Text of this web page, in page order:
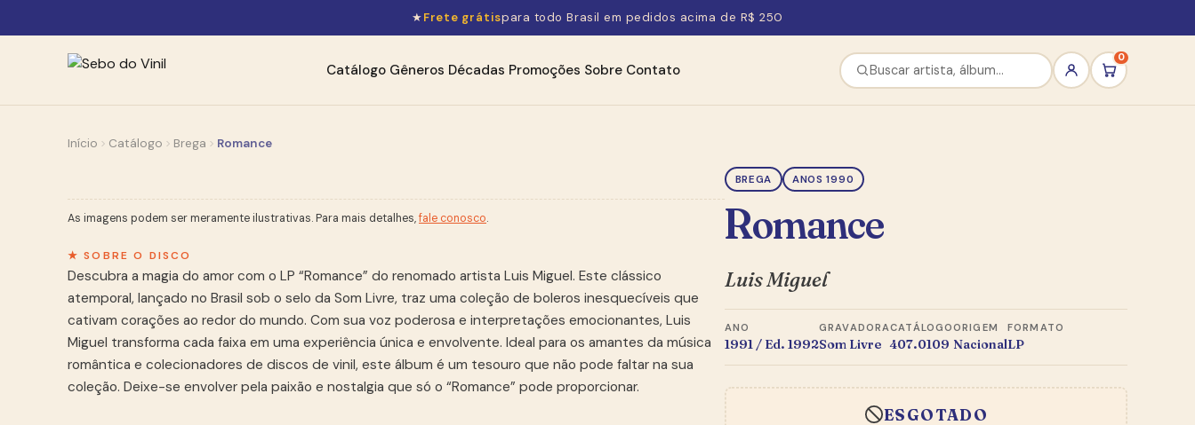
★Frete grátispara todo Brasil em pedidos acima de R$ 250
Catálogo Gêneros Décadas Promoções Sobre Contato
0
Início Catálogo Brega Romance
As imagens podem ser meramente ilustrativas. Para mais detalhes,fale conosco.
★ SOBRE O DISCO
Descubra a magia do amor com o LP “Romance” do renomado artista Luis Miguel. Este clássico
atemporal, lançado no Brasil sob o selo da Som Livre, traz uma coleção de boleros inesquecíveis que
cativam corações ao redor do mundo. Com sua voz poderosa e interpretações emocionantes, Luis
Miguel transforma cada faixa em uma experiência única e envolvente. Ideal para os amantes da música
romântica e colecionadores de discos de vinil, este álbum é um tesouro que não pode faltar na sua
coleção. Deixe-se envolver pela paixão e nostalgia que só o “Romance” pode proporcionar.
BREGA ANOS 1990
Romance
Luis Miguel
ANO
1991 / Ed. 1992
GRAVADORA
Som Livre
CATÁLOGO
407.0109
ORIGEM
Nacional
FORMATO
LP
ESGOTADO